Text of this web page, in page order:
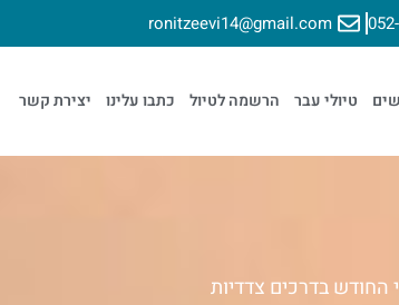
ronitzeevi14@gmail.com
טיולי עבר הרשמה לטיול כתבו עלינו יצירת קשר
החודש בדרכים צדדיות